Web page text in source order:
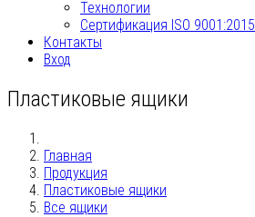
Технологии
Сертификация ISO 9001:2015
Контакты
Вход
Пластиковые ящики
Главная
Продукция
Пластиковые ящики
Все ящики